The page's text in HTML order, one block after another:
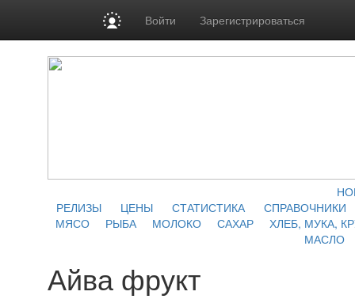
Войти Зарегистрироваться
РЕЛИЗЫ
ЦЕНЫ СТАТИСТИКА
СПРАВОЧНИКИ
МЯСО
РЫБА МОЛОКО САХАР
ХЛЕБ, МУКА,
МАСЛО
Айва фрукт